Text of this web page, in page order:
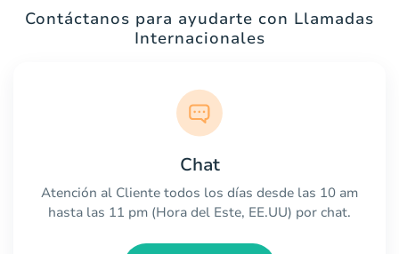
Contáctanos para ayudarte con Llamadas
Internacionales
Chat
Atención al Cliente todos los días desde las 10 am
hasta las 11 pm (Hora del Este, EE.UU) por chat.